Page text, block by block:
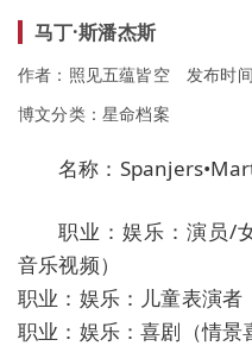
马丁·斯潘杰斯
作者：照见五蕴皆空
发布时
博文分类： 星命档案
名称：
职业：娱乐：演员/
音乐视频）
职业：娱乐：儿童表演者
职业：娱乐：喜剧（情景